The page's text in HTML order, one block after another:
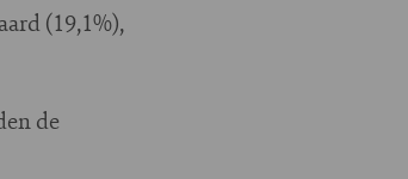
(19,1%),
de